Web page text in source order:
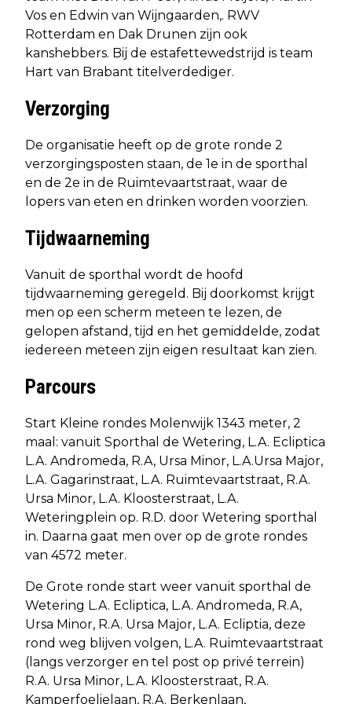
Vos en Edwin van Wijngaarden,. RWV
Rotterdam en Dak Drunen zijn ook
kanshebbers. Bij de estafettewedstrijd is team
Hart van Brabant titelverdediger.
Verzorging
De organisatie heeft op de grote ronde 2
verzorgingsposten staan, de 1e in de sporthal
en de 2e in de Ruimtevaartstraat, waar de
lopers van eten en drinken worden voorzien.
Tijdwaarneming
Vanuit de sporthal wordt de hoofd
tijdwaarneming geregeld. Bij doorkomst krijgt
men op een scherm meteen te lezen, de
gelopen afstand, tijd en het gemiddelde, zodat
iedereen meteen zijn eigen resultaat kan zien.
Parcours
Start Kleine rondes Molenwijk 1343 meter, 2
maal: vanuit Sporthal de Wetering, L.A. Ecliptica
L.A. Andromeda, R.A, Ursa Minor, L.A.Ursa Major,
L.A. Gagarinstraat, L.A. Ruimtevaartstraat, R.A.
Ursa Minor, L.A. Kloosterstraat, L.A.
Weteringplein op. R.D. door Wetering sporthal
in. Daarna gaat men over op de grote rondes
van 4572 meter.
De Grote ronde start weer vanuit sporthal de
Wetering L.A. Ecliptica, L.A. Andromeda, R.A,
Ursa Minor, R.A. Ursa Major, L.A. Ecliptia, deze
rond weg blijven volgen, L.A. Ruimtevaartstraat
(langs verzorger en tel post op privé terrein)
R.A. Ursa Minor, L.A. Kloosterstraat, R.A.
Kamperfoelielaan, R.A. Berkenlaan,